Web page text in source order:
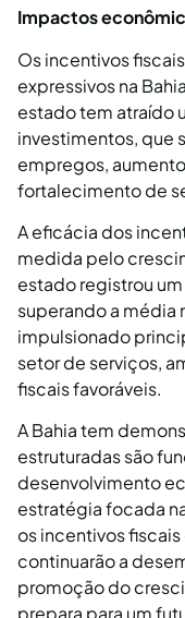
Impactos
Os incentivos
expressivos na
estado tem atraído
investimentos, que
empregos,
fortalecimento de
A eficácia dos
medida pelo
estado registrou
superando a média
impulsionado
setor de serviços,
fiscais favoráveis.
A Bahia tem
estruturadas são
desenvolvimento
estratégia focada
os incentivos
continuarão a
promoção do